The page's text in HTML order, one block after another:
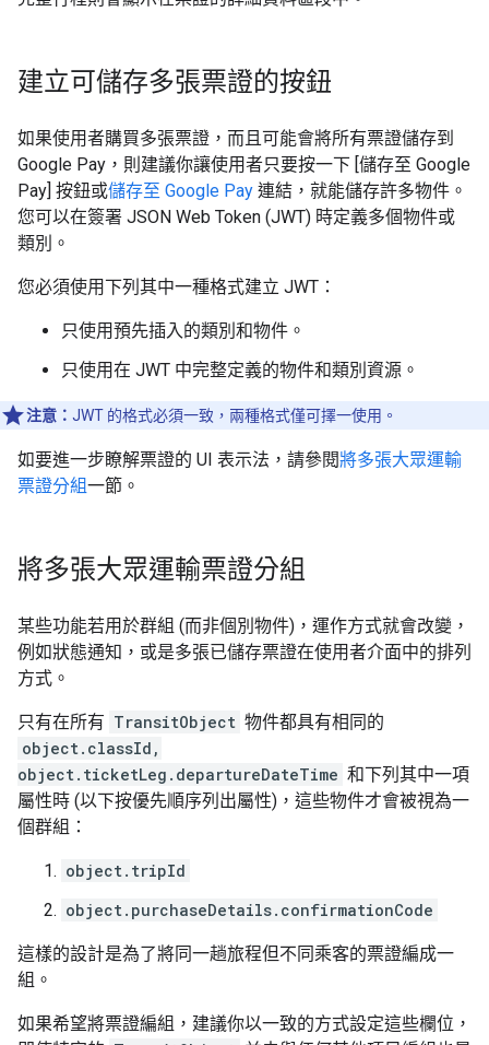
建立可儲存多張票證的按鈕
如果使用者購買多張票證，而且可能會將所有票證儲存到
Google Pay，則建議你讓使用者只要按一下 [儲存至 Google
Pay] 按鈕或儲存至 Google Pay 連結，就能儲存許多物件。
您可以在簽署 JSON Web Token (JWT) 時定義多個物件或
類別。
您必須使用下列其中一種格式建立 JWT：
只使用預先插入的類別和物件。
只使用在 JWT 中完整定義的物件和類別資源。
注意： JWT 的格式必須一致，兩種格式僅可擇一使用。
如要進一步瞭解票證的 UI 表示法，請參閱將多張大眾運輸
票證分組一節。
將多張大眾運輸票證分組
某些功能若用於群組 (而非個別物件)，運作方式就會改變，
例如狀態通知，或是多張已儲存票證在使用者介面中的排列
方式。
只有在所有 TransitObject 物件都具有相同的
object.classId,
object.ticketLeg.departureDateTime 和下列其中一項
屬性時 (以下按優先順序列出屬性)，這些物件才會被視為一
個群組：
object.tripId
object.purchaseDetails.confirmationCode
這樣的設計是為了將同一趟旅程但不同乘客的票證編成一
組。
如果希望將票證編組，建議你以一致的方式設定這些欄位，